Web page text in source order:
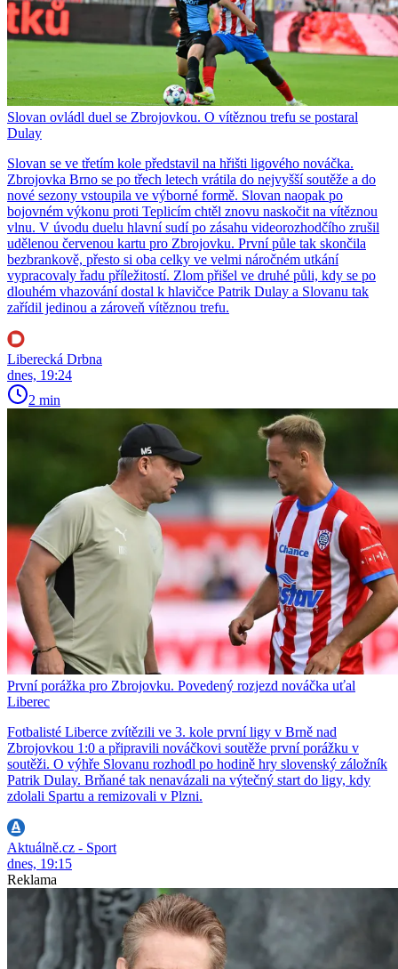
Slovan ovládl duel se Zbrojovkou. O vítěznou trefu se postaral
Dulay
Slovan se ve třetím kole představil na hřišti ligového nováčka.
Zbrojovka Brno se po třech letech vrátila do nejvyšší soutěže a do
nové sezony vstoupila ve výborné formě. Slovan naopak po
bojovném výkonu proti Teplicím chtěl znovu naskočit na vítěznou
vlnu. V úvodu duelu hlavní sudí po zásahu videorozhodčího zrušil
udělenou červenou kartu pro Zbrojovku. První půle tak skončila
bezbrankově, přesto si oba celky ve velmi náročném utkání
vypracovaly řadu příležitostí. Zlom přišel ve druhé půli, kdy se po
dlouhém vhazování dostal k hlavičce Patrik Dulay a Slovanu tak
zařídil jedinou a zároveň vítěznou trefu.
Liberecká Drbna
dnes, 19:24
2 min
První porážka pro Zbrojovku. Povedený rozjezd nováčka uťal
Liberec
Fotbalisté Liberce zvítězili ve 3. kole první ligy v Brně nad
Zbrojovkou 1:0 a připravili nováčkovi soutěže první porážku v
soutěži. O výhře Slovanu rozhodl po hodině hry slovenský záložník
Patrik Dulay. Brňané tak nenavázali na výtečný start do ligy, kdy
zdolali Spartu a remizovali v Plzni.
Aktuálně.cz - Sport
dnes, 19:15
Reklama